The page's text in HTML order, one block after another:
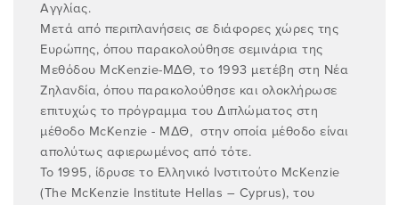
Αγγλίας.
Μετά από περιπλανήσεις σε διάφορες χώρες της
Ευρώπης, όπου παρακολούθησε σεμινάρια της
Μεθόδου ΜcKenzie-ΜΔΘ, το 1993 μετέβη στη Νέα
Ζηλανδία, όπου παρακολούθησε και ολοκλήρωσε
επιτυχώς το πρόγραμμα του Διπλώματος στη
μέθοδο McKenzie - ΜΔΘ, στην οποία μέθοδο είναι
απολύτως αφιερωμένος από τότε.
Το 1995, ίδρυσε το Ελληνικό Ινστιτούτο McKenzie
(The McKenzie Institute Hellas – Cyprus), του